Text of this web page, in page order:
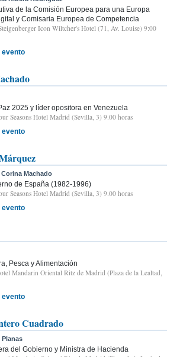
de la Comisión Europea para una Europa
y Comisaria Europea de Competencia
Icon Wiltcher's Hotel (71, Av. Louise) 9:00
evento
2025 y líder opositora en Venezuela
Seasons Hotel Madrid (Sevilla, 3) 9.00 horas
evento
Machado
de España (1982-1996)
Seasons Hotel Madrid (Sevilla, 3) 9.00 horas
evento
Pesca y Alimentación
Mandarin Oriental Ritz de Madrid (Plaza de la Lealtad,
evento
Cuadrado
del Gobierno y Ministra de Hacienda